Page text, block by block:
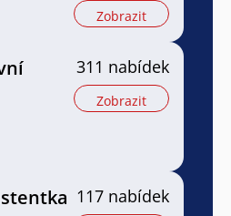
Zobrazit
311 nabídek
Zobrazit
117 nabídek